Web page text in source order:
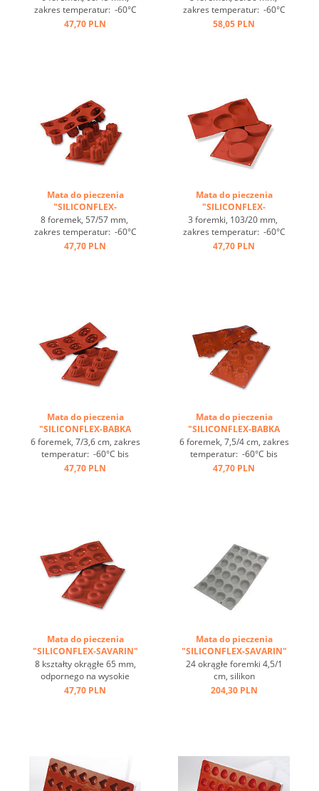
zakres temperatur: -60°C
bis +230°C, 3 maty pasują
47,70 PLN
zakres temperatur: -60°C
bis +230°C, 3 maty pasują
58,05 PLN
Mata do pieczenia
"SILICONFLEX-
BORDELAIS" ...
8 foremek, 57/57 mm,
zakres temperatur: -60°C
bis +230°C, 3 maty pasują
47,70 PLN
Mata do pieczenia
"SILICONFLEX-
FLORENTYNKI" ...
3 foremki, 103/20 mm,
zakres temperatur: -60°C
bis +230°C, 3 maty pasują
47,70 PLN
Mata do pieczenia
"SILICONFLEX-BABKA
WIELKANOCNA" ...
6 foremek, 7/3,6 cm, zakres
temperatur: -60°C bis
+230°C, 3 maty pasują do
47,70 PLN
Mata do pieczenia
"SILICONFLEX-BABKA
WIELKANOCNA" ...
6 foremek, 7,5/4 cm, zakres
temperatur: -60°C bis
+230°C, 3 maty pasują do
47,70 PLN
Mata do pieczenia
"SILICONFLEX-SAVARIN"
...
8 kształty okrągłe 65 mm,
odpornego na wysokie
temperatury, zakres
przewodzenie ciepła, efekt
...
47,70 PLN
Mata do pieczenia
"SILICONFLEX-SAVARIN"
...
24 okrągłe foremki 4,5/1
cm, silikon
przeciwprzywierający,
utrzymaniu czystości ...
204,30 PLN